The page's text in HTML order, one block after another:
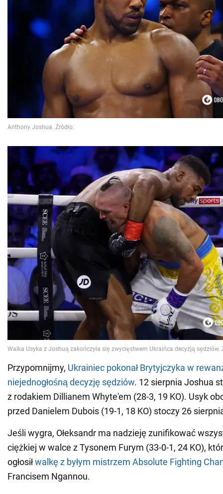
Przypomnijmy, Ukrainiec pokonał Brytyjczyka w
niejednogłośną decyzję sędziów. 12 sierpnia Joshua
z rodakiem Dillianem Whyte'em (28-3, 19 KO). Usyk
przed Danielem Dubois (19-1, 18 KO) stoczy 26
Jeśli wygra, Ołeksandr ma nadzieję zunifikować
ciężkiej w walce z Tysonem Furym (33-0-1, 24 KO),
ogłosiłwalkę z byłym mistrzem Absolute Fighting
Francisem Ngannou.